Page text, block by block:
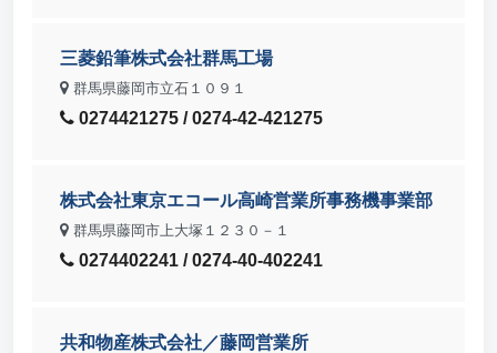
三菱鉛筆株式会社群馬工場
群馬県藤岡市立石１０９１
0274421275 / 0274-42-421275
株式会社東京エコール高崎営業所事務機事業部
群馬県藤岡市上大塚１２３０－１
0274402241 / 0274-40-402241
共和物産株式会社／藤岡営業所